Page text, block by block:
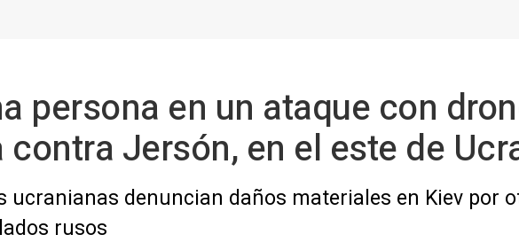
persona en un ataque con
contra Jersón, en el este de
ucranianas denuncian daños materiales en Kiev por
rusos